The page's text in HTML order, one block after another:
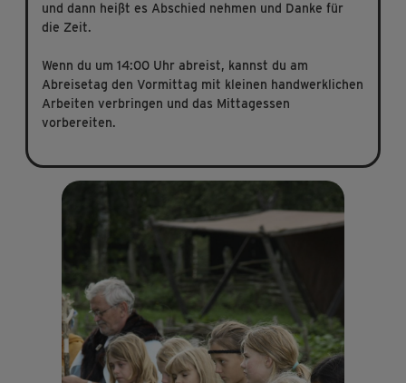
und dann heißt es Abschied nehmen und Danke für
die Zeit.
Wenn du um 14:00 Uhr abreist, kannst du am
Abreisetag den Vormittag mit kleinen handwerklichen
Arbeiten verbringen und das Mittagessen
vorbereiten.